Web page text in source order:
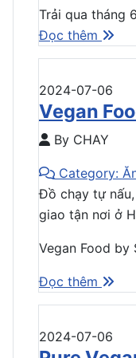
Trải qua tháng
Đọc thêm
2024-07-06
Vegan
By CHAY
Category:
Đồ chạy tự
giao tận nơi ở
Vegan Food by
Đọc thêm
2024-07-06